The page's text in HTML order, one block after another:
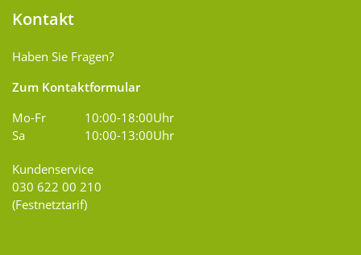
Kontakt
Haben Sie Fragen?
Zum Kontaktformular
Mo-Fr
10:00-18:00Uhr
Sa
10:00-13:00Uhr
Kundenservice
030 622 00 210
(Festnetztarif)